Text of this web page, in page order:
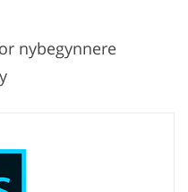
nybegynnere